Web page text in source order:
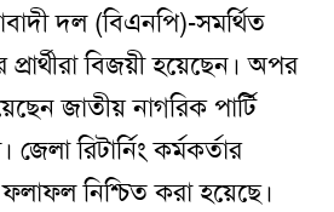
দল (বিএনপি)-সমর্থিত
প্রার্থীরা বিজয়ী হয়েছেন। অপর
জাতীয় নাগরিক পার্টি
জেলা রিটার্নিং কর্মকর্তার
নিশ্চিত করা হয়েছে।